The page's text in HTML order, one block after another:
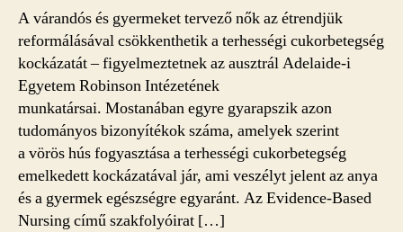
kockázat
bejegyzéshez
A várandós és gyermeket tervező nők az étrendjük
reformálásával csökkenthetik a terhességi cukorbetegség
kockázatát – figyelmeztetnek az ausztrál Adelaide-i
Egyetem Robinson Intézetének
munkatársai. Mostanában egyre gyarapszik azon
tudományos bizonyítékok száma, amelyek szerint
a vörös hús fogyasztása a terhességi cukorbetegség
emelkedett kockázatával jár, ami veszélyt jelent az anya
és a gyermek egészségre egyaránt. Az Evidence-Based
Nursing című szakfolyóirat […]